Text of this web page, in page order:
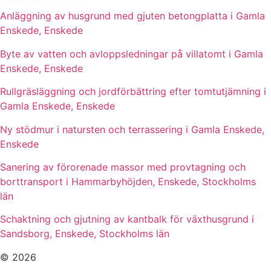
Anläggning av husgrund med gjuten betongplatta i Gamla
Enskede, Enskede
Byte av vatten och avloppsledningar på villatomt i Gamla
Enskede, Enskede
Rullgräsläggning och jordförbättring efter tomtutjämning i
Gamla Enskede, Enskede
Ny stödmur i natursten och terrassering i Gamla Enskede,
Enskede
Sanering av förorenade massor med provtagning och
borttransport i Hammarbyhöjden, Enskede, Stockholms
län
Schaktning och gjutning av kantbalk för växthusgrund i
Sandsborg, Enskede, Stockholms län
© 2026